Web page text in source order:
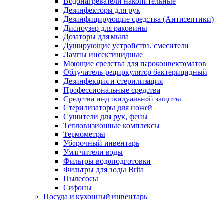
Дезинфекторы для рук
Дезинфицирующие средства (Антисептики)
Диспоузер для раковины
Дозаторы для мыла
Душирующие устройства, смесители
Лампы инсектицидные
Моющие средства для пароконвектоматов
Облучатель-рециркулятор бактерицидный
Дезинфекция и стерилизация
Профессиональные средства
Средства индивидуальной защиты
Стерилизаторы для ножей
Сушители для рук, фены
Тепловизионные комплексы
Термометры
Уборочный инвентарь
Умягчители воды
Фильтры водоподготовки
Фильтры для воды Brita
Пылесосы
Сифоны
Посуда и кухонный инвентарь